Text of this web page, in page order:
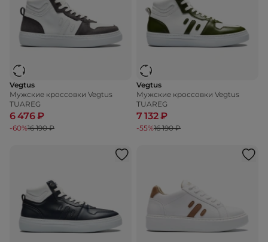
Vegtus
Мужские кроссовки Vegtus
TUAREG
6 476 ₽
-60%16 190 ₽
Vegtus
Мужские кроссовки Vegtus
TUAREG
7 132 ₽
-55%16 190 ₽